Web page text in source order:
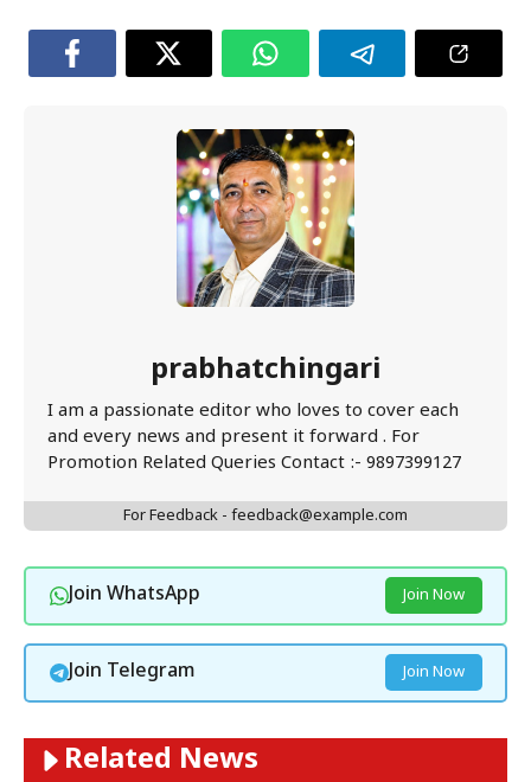
prabhatchingari
I am a passionate editor who loves to cover each
and every news and present it forward . For
Promotion Related Queries Contact :- 9897399127
For Feedback - feedback@example.com
Join WhatsApp Join Now
Join Telegram Join Now
Related News